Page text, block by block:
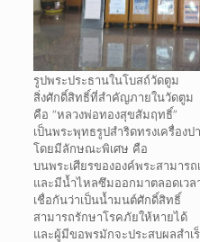
รูปพระประธานในโบสถ์วัดตูม
สิ่งศักดิ์สิทธิ์ที่สำคัญภายในวัดตูม
คือ “หลวงพ่อทองสุขสัมฤทธิ์”
เป็นพระพุทธรูปสำริดทรงเครื่องป
โดยมีลักษณะพิเศษ คือ
บนพระเศียรขององค์พระสามารถ
และมีน้ำไหลซึมออกมาตลอดเวล
เชื่อกันว่าเป็นน้ำมนต์ศักดิ์สิทธิ์
สามารถรักษาโรคภัยให้หายได้
และผู้มีขอพรมักจะประสบผลสำเ